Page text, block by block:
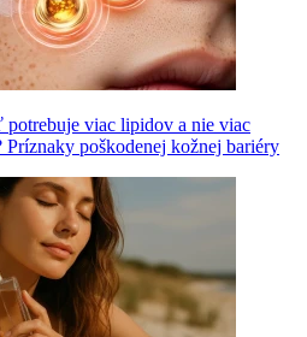
viac lipidov a nie viac
poškodenej kožnej bariéry